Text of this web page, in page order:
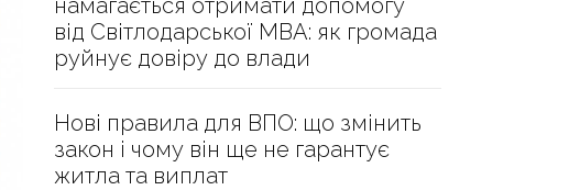
намагається отримати допомогу
від Світлодарської МВА: як громада
руйнує довіру до влади
Нові правила для ВПО: що змінить
закон і чому він ще не гарантує
житла та виплат